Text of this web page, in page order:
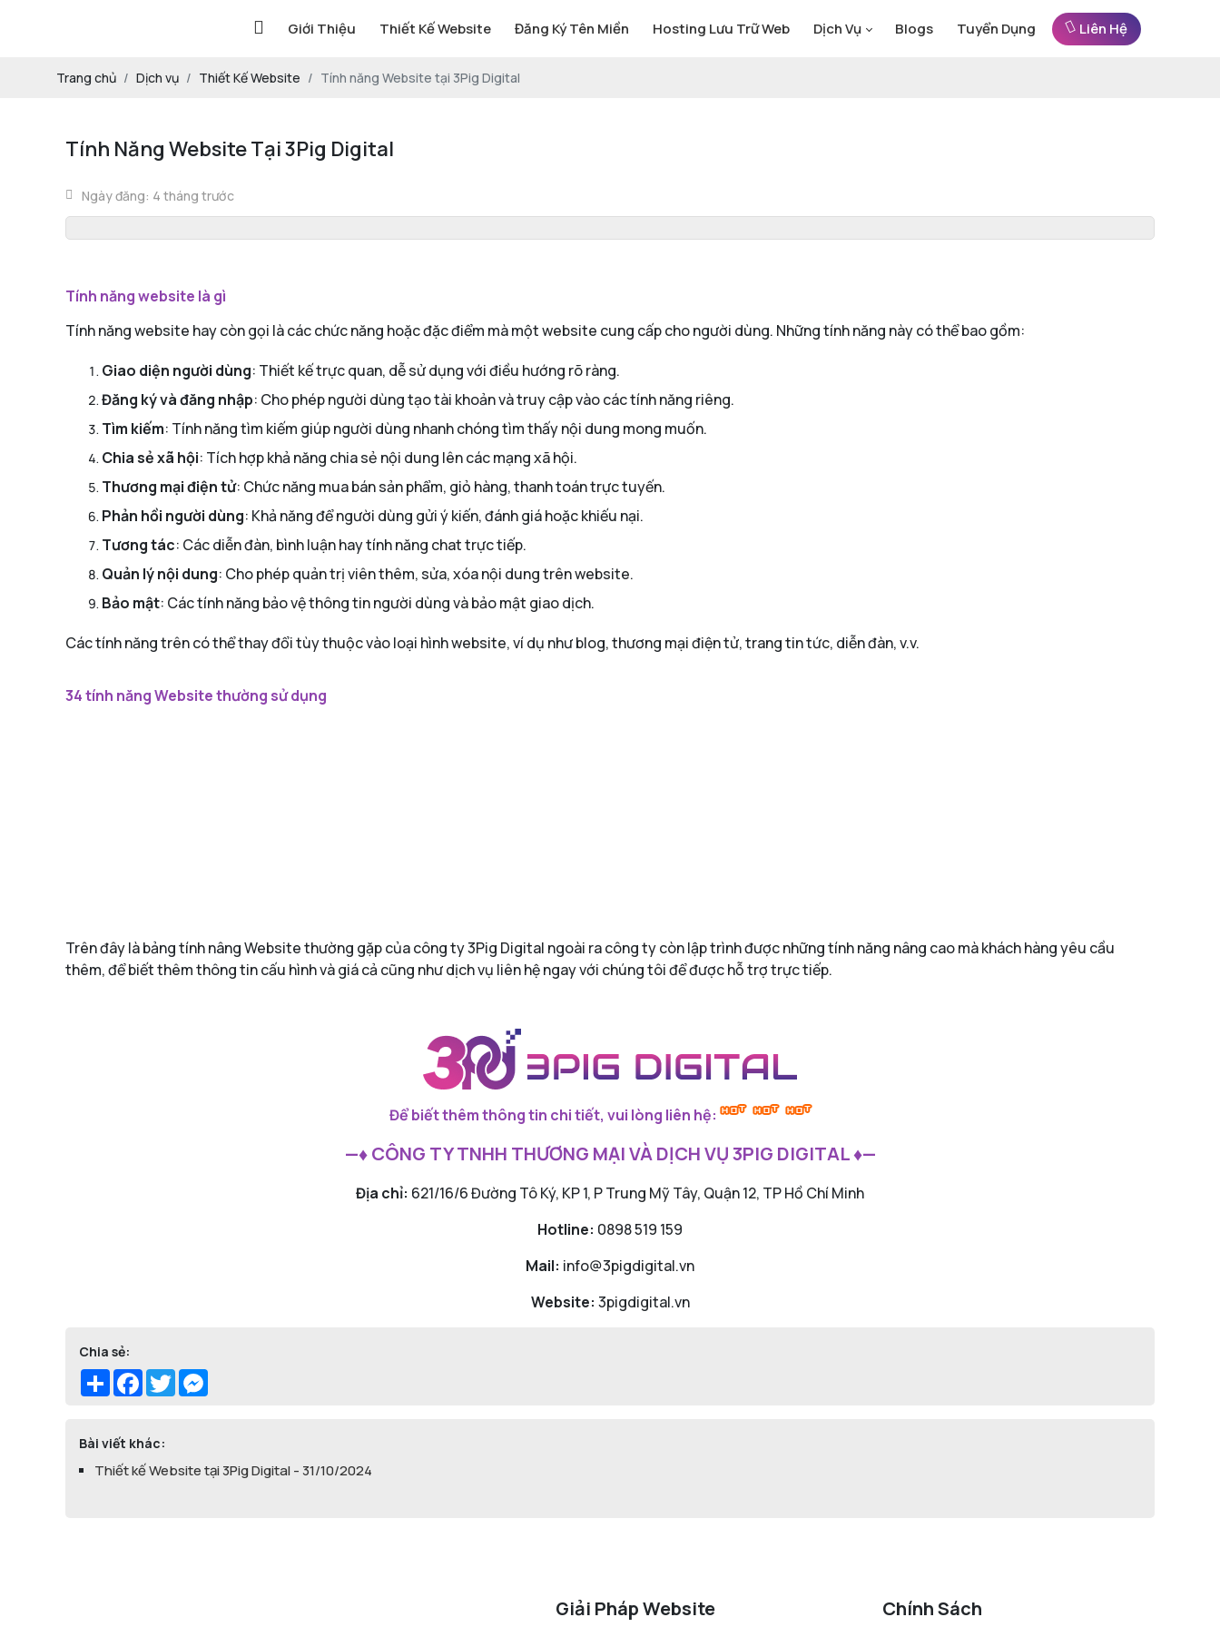
Giới Thiệu Thiết Kế Website Đăng Ký Tên Miền Hosting Lưu Trữ Web Dịch Vụ Blogs Tuyển Dụng Liên Hệ
Trang chủ Dịch vụ Thiết Kế Website Tính năng Website tại 3Pig Digital
Tính Năng Website Tại 3Pig Digital
Ngày đăng: 4 tháng trước
Tính năng website là gì
Tính năng website hay còn gọi là các chức năng hoặc đặc điểm mà một website cung cấp cho người dùng. Những tính năng này có thể bao gồm:
Giao diện người dùng: Thiết kế trực quan, dễ sử dụng với điều hướng rõ ràng.
Đăng ký và đăng nhập: Cho phép người dùng tạo tài khoản và truy cập vào các tính năng riêng.
Tìm kiếm: Tính năng tìm kiếm giúp người dùng nhanh chóng tìm thấy nội dung mong muốn.
Chia sẻ xã hội: Tích hợp khả năng chia sẻ nội dung lên các mạng xã hội.
Thương mại điện tử: Chức năng mua bán sản phẩm, giỏ hàng, thanh toán trực tuyến.
Phản hồi người dùng: Khả năng để người dùng gửi ý kiến, đánh giá hoặc khiếu nại.
Tương tác: Các diễn đàn, bình luận hay tính năng chat trực tiếp.
Quản lý nội dung: Cho phép quản trị viên thêm, sửa, xóa nội dung trên website.
Bảo mật: Các tính năng bảo vệ thông tin người dùng và bảo mật giao dịch.
Các tính năng trên có thể thay đổi tùy thuộc vào loại hình website, ví dụ như blog, thương mại điện tử, trang tin tức, diễn đàn, v.v.
34 tính năng Website thường sử dụng
Trên đây là bảng tính nâng Website thường gặp của công ty 3Pig Digital ngoài ra công ty còn lập trình được những tính năng nâng cao mà khách hàng yêu cầu
thêm, để biết thêm thông tin cấu hình và giá cả cũng như dịch vụ liên hệ ngay với chúng tôi để được hỗ trợ trực tiếp.
Để biết thêm thông tin chi tiết, vui lòng liên hệ:
—♦ CÔNG TY TNHH THƯƠNG MẠI VÀ DỊCH VỤ 3PIG DIGITAL ♦—
Địa chỉ: 621/16/6 Đường Tô Ký, KP 1, P Trung Mỹ Tây, Quận 12, TP Hồ Chí Minh
Hotline: 0898 519 159
Mail: info@3pigdigital.vn
Website: 3pigdigital.vn
Chia sẻ:
Share Facebook
Twitter
Bài viết khác:
Thiết kế Website tại 3Pig Digital - 31/10/2024
Giải Pháp Website Chính Sách